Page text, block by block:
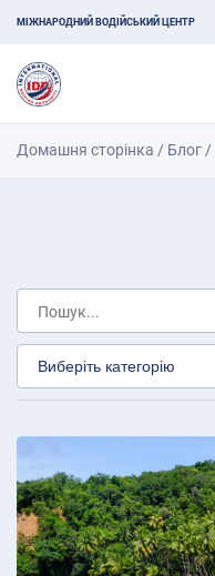
МІЖНАРОДНИЙ ВОДІЙСЬКИЙ ЦЕНТР
Домашня сторінка / Блог /